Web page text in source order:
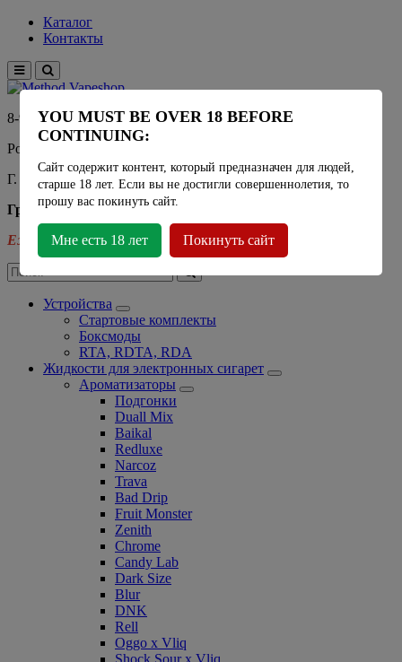
Каталог
Контакты
8-915-450-21-92
Розничный магазин Method Vapeshop
Г. Москва, улица Южнобутовская 36
График работы
Ежедневно - 11:00 - 21:00
Устройства
Стартовые комплекты
Боксмоды
RTA, RDTA, RDA
Жидкости для электронных сигарет
Ароматизаторы
Подгонки
Duall Mix
Baikal
Redluxe
Narcoz
Trava
Bad Drip
Fruit Monster
Zenith
Chrome
Candy Lab
Dark Size
Blur
DNK
Rell
Oggo x Vliq
Shock Sour x Vliq
YOU MUST BE OVER 18 BEFORE
CONTINUING:
Сайт содержит контент, который предназначен для людей,
старше 18 лет. Если вы не достигли совершеннолетия, то
прошу вас покинуть сайт.
Мне есть 18 лет Покинуть сайт